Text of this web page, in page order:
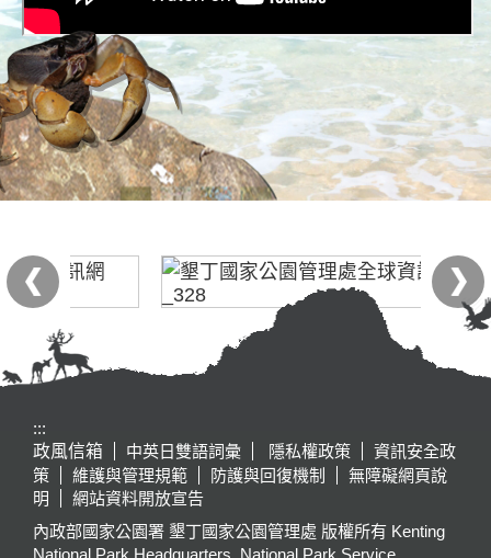
:::
政風信箱
中英日雙語詞彙 隱私權政策
資訊安全政
策
維護與管理規範 防護與回復機制
無障礙網頁說
明
網站資料開放宣告
內政部國家公園署 墾丁國家公園管理處 版權所有 Kenting
National Park Headquarters, National Park Service,